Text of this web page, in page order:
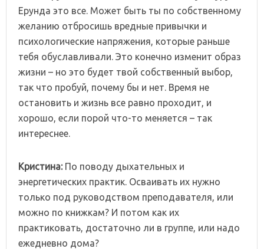
Ерунда это все. Может быть ты по собственному
желанию отбросишь вредные привычки и
психологические напряжения, которые раньше
тебя обуславливали. Это конечно изменит образ
жизни – но это будет твой собственный выбор,
так что пробуй, почему бы и нет. Время не
остановить и жизнь все равно проходит, и
хорошо, если порой что-то меняется – так
интереснее.
Кристина:По поводу дыхательных и
энергетических практик. Осваивать их нужно
только под руководством преподавателя, или
можно по книжкам? И потом как их
практиковать, достаточно ли в группе, или надо
ежедневно дома?